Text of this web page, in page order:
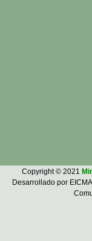
Copyright © 2021
Desarrollado por